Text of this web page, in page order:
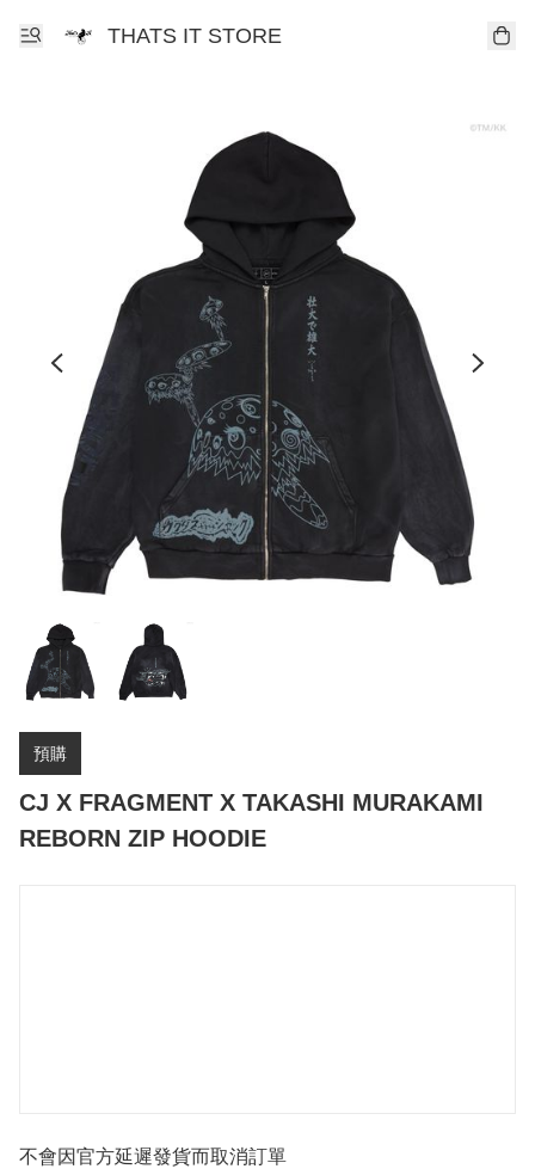
THATS IT STORE
預購
CJ X FRAGMENT X TAKASHI MURAKAMI
REBORN ZIP HOODIE
不會因官方延遲發貨而取消訂單